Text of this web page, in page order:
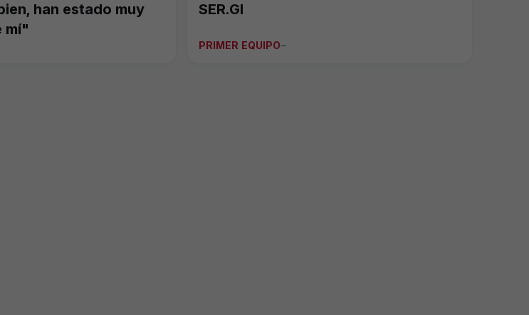
han estado muy
mí"
SER.GI
PRIMER EQUIPO